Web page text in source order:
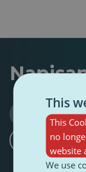
Enora
0
This
This
no
website
We use